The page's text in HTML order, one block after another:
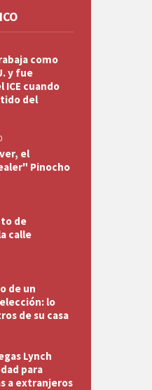
como
y fue
ICE cuando
del
el
Pinocho
de
calle
de un
lo
de su casa
Lynch
para
a extranjeros